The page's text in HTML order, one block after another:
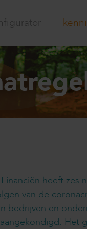
heeft
van de
bedrijven en
Het